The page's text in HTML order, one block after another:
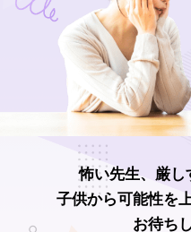
怖い先生、厳し
子供から可能性を
お待ち